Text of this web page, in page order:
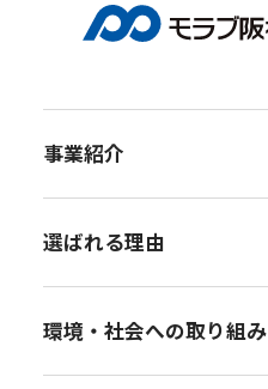
事業紹介
選ばれる理由
環境・社会への取り組み